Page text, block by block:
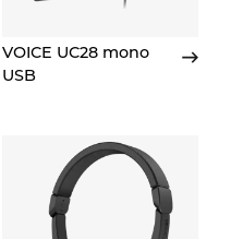
VOICE UC28 mono
USB